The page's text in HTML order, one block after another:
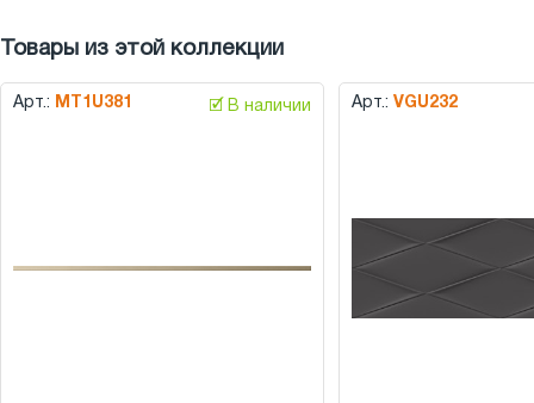
Товары из этой коллекции
Арт.: MT1U381 🗹 В наличии Арт.: VGU232